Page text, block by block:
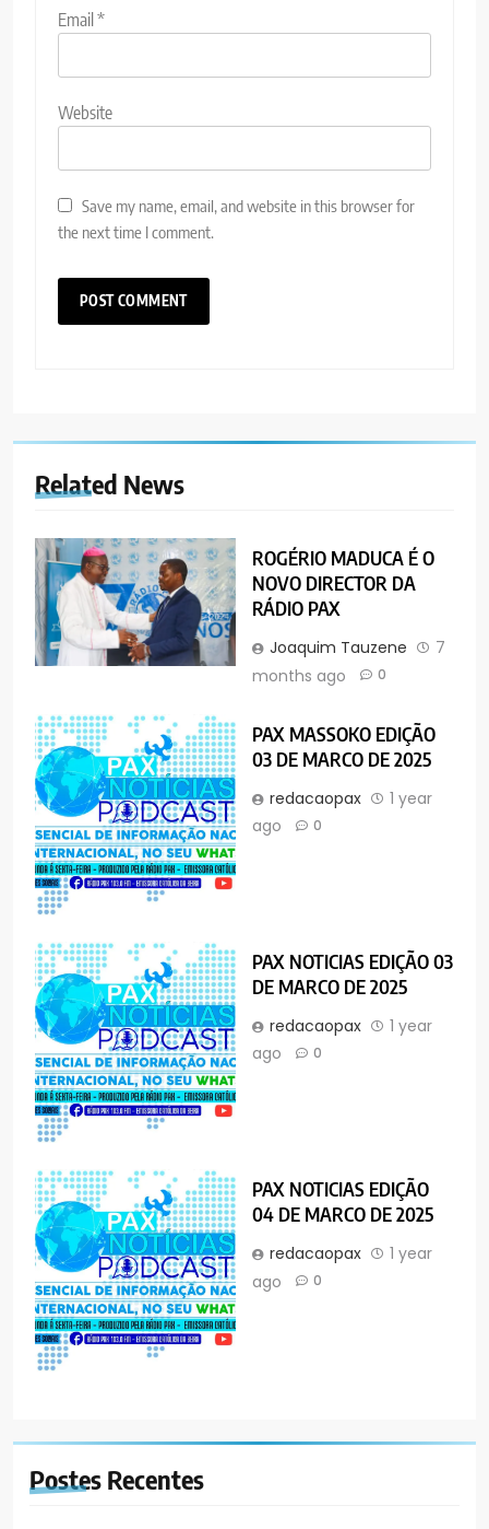
Email *
Website
Save my name, email, and website in this browser for
the next time I comment.
Related News
ROGÉRIO MADUCA É O
NOVO DIRECTOR DA
RÁDIO PAX
Joaquim Tauzene
7
months ago
0
PAX MASSOKO EDIÇÃO
03 DE MARCO DE 2025
redacaopax
1 year
ago
0
PAX NOTICIAS EDIÇÃO 03
DE MARCO DE 2025
redacaopax
1 year
ago
0
PAX NOTICIAS EDIÇÃO
04 DE MARCO DE 2025
redacaopax
1 year
ago
0
Postes Recentes